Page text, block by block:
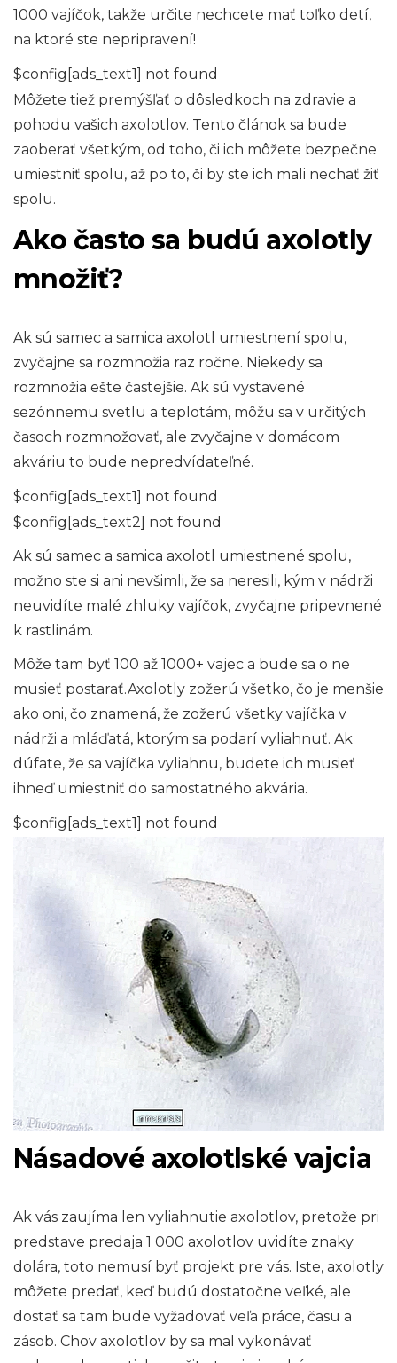
1000 vajíčok, takže určite nechcete mať toľko detí,
na ktoré ste nepripravení!
$config[ads_text1] not found
Môžete tiež premýšľať o dôsledkoch na zdravie a
pohodu vašich axolotlov. Tento článok sa bude
zaoberať všetkým, od toho, či ich môžete bezpečne
umiestniť spolu, až po to, či by ste ich mali nechať žiť
spolu.
Ako často sa budú axolotly
množiť?
Ak sú samec a samica axolotl umiestnení spolu,
zvyčajne sa rozmnožia raz ročne. Niekedy sa
rozmnožia ešte častejšie. Ak sú vystavené
sezónnemu svetlu a teplotám, môžu sa v určitých
časoch rozmnožovať, ale zvyčajne v domácom
akváriu to bude nepredvídateľné.
$config[ads_text1] not found
$config[ads_text2] not found
Ak sú samec a samica axolotl umiestnené spolu,
možno ste si ani nevšimli, že sa neresili, kým v nádrži
neuvidíte malé zhluky vajíčok, zvyčajne pripevnené
k rastlinám.
Môže tam byť 100 až 1000+ vajec a bude sa o ne
musieť postarať.Axolotly zožerú všetko, čo je menšie
ako oni, čo znamená, že zožerú všetky vajíčka v
nádrži a mláďatá, ktorým sa podarí vyliahnuť. Ak
dúfate, že sa vajíčka vyliahnu, budete ich musieť
ihneď umiestniť do samostatného akvária.
$config[ads_text1] not found
Násadové axolotlské vajcia
Ak vás zaujíma len vyliahnutie axolotlov, pretože pri
predstave predaja 1 000 axolotlov uvidíte znaky
dolára, toto nemusí byť projekt pre vás. Iste, axolotly
môžete predať, keď budú dostatočne veľké, ale
dostať sa tam bude vyžadovať veľa práce, času a
zásob. Chov axolotlov by sa mal vykonávať